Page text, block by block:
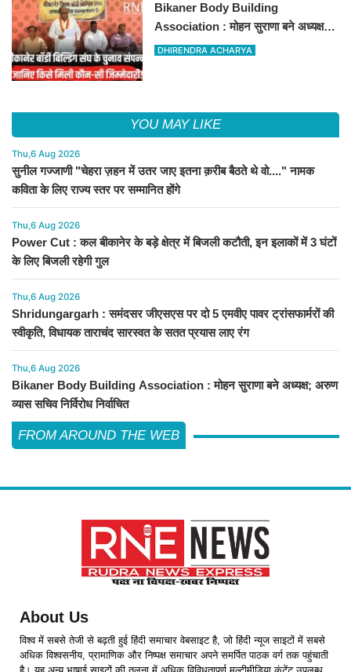
Bikaner Body Building
Association : मोहन सुराणा बने अध्यक्ष;
अरुण व्यास सचिव निर्विरोध निर्वाचित
DHIRENDRA ACHARYA
YOU MAY LIKE
Thu,6 Aug 2026
सुनील गज्जाणी "चेहरा ज़हन में उतर जाए इतना क़रीब बैठते थे वो...." नामक
कविता के लिए राज्य स्तर पर सम्मानित होंगे
Thu,6 Aug 2026
Power Cut : कल बीकानेर के बड़े क्षेत्र में बिजली कटौती, इन इलाकों में 3 घंटों
के लिए बिजली रहेगी गुल
Thu,6 Aug 2026
Shridungargarh : समंदसर जीएसएस पर दो 5 एमवीए पावर ट्रांसफार्मरों की
स्वीकृति, विधायक ताराचंद सारस्वत के सतत प्रयास लाए रंग
Thu,6 Aug 2026
Bikaner Body Building Association : मोहन सुराणा बने अध्यक्ष; अरुण
व्यास सचिव निर्विरोध निर्वाचित
FROM AROUND THE WEB
About Us
विश्व में सबसे तेजी से बढ़ती हुई हिंदी समाचार वेबसाइट है, जो हिंदी न्यूज साइटों में सबसे
अधिक विश्वसनीय, प्रामाणिक और निष्पक्ष समाचार अपने समर्पित पाठक वर्ग तक पहुंचाती